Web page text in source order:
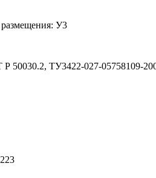
У3
50030.2, ТУ3422-027-05758109-